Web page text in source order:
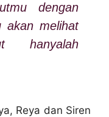
dengan
akan melihat
hanyalah
Reya dan Siren